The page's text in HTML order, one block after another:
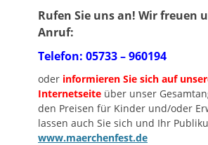
Rufen Sie uns an! Wir freuen
Anruf:
Telefon: 05733 – 960194
oder informieren Sie sich auf
Internetseite über unser
den Preisen für Kinder und/oder
lassen auch Sie sich und Ihr
www.maerchenfest.de